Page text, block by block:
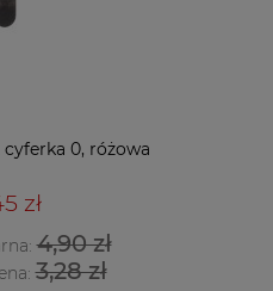
0, różowa
zł
4,90 zł
3,28 zł